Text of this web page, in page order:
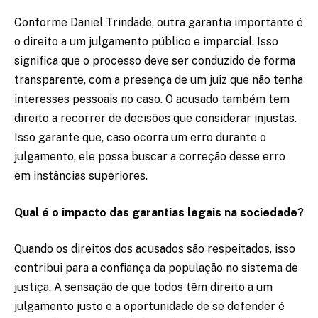
Conforme Daniel Trindade, outra garantia importante é
o direito a um julgamento público e imparcial. Isso
significa que o processo deve ser conduzido de forma
transparente, com a presença de um juiz que não tenha
interesses pessoais no caso. O acusado também tem
direito a recorrer de decisões que considerar injustas.
Isso garante que, caso ocorra um erro durante o
julgamento, ele possa buscar a correção desse erro
em instâncias superiores.
Qual é o impacto das garantias legais na sociedade?
Quando os direitos dos acusados são respeitados, isso
contribui para a confiança da população no sistema de
justiça. A sensação de que todos têm direito a um
julgamento justo e a oportunidade de se defender é